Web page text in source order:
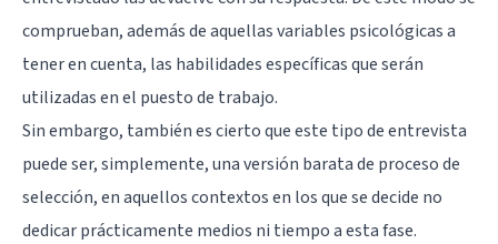
comprueban, además de aquellas variables psicológicas a
tener en cuenta, las habilidades específicas que serán
utilizadas en el puesto de trabajo.
Sin embargo, también es cierto que este tipo de entrevista
puede ser, simplemente, una versión barata de proceso de
selección, en aquellos contextos en los que se decide no
dedicar prácticamente medios ni tiempo a esta fase.